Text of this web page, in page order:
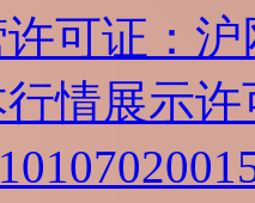
可证：
情展示许